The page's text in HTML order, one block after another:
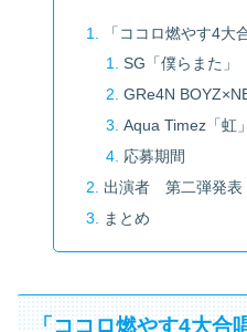
「ココロ燃やす4大
SG「僕らまた」
GRe4N
Aqua Timez「虹」
応募期間
出演者 第二弾発表
まとめ
「ココロ燃やす4大合